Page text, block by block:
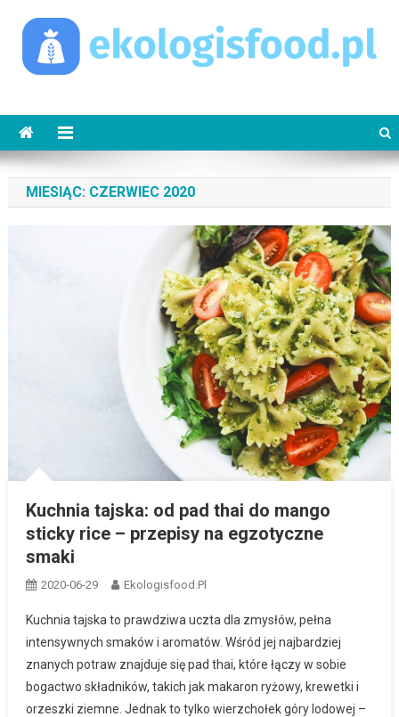
content
MIESIĄC: CZERWIEC 2020
Kuchnia tajska: od pad thai do mango
sticky rice – przepisy na egzotyczne
smaki
2020-06-29 Ekologisfood.pl
Kuchnia tajska to prawdziwa uczta dla zmysłów, pełna
intensywnych smaków i aromatów. Wśród jej najbardziej
znanych potraw znajduje się pad thai, które łączy w sobie
bogactwo składników, takich jak makaron ryżowy, krewetki i
orzeszki ziemne. Jednak to tylko wierzchołek góry lodowej –